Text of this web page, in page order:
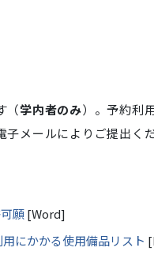
（学内者のみ）。予約利
メールによりご提出くだ
願[Word]
にかかる使用備品リスト